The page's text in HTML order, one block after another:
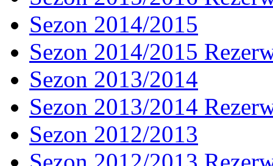
Sezon 2014/2015
Sezon 2014/2015
Sezon 2013/2014
Sezon 2013/2014
Sezon 2012/2013